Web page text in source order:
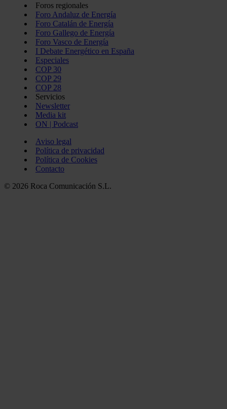
Foros regionales
Foro Andaluz de Energía
Foro Catalán de Energía
Foro Gallego de Energía
Foro Vasco de Energía
I Debate Energético en España
Especiales
COP 30
COP 29
COP 28
Servicios
Newsletter
Media kit
ON | Podcast
Aviso legal
Política de privacidad
Política de Cookies
Contacto
© 2026 Roca Comunicación S.L.